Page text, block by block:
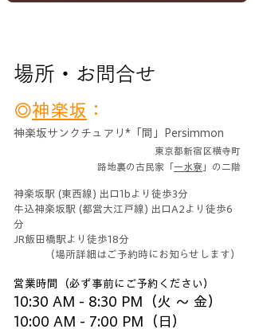
​場所・ お問合せ
◎神楽坂 ：
神楽坂サン クチュアリ*「間」Persimmon​
東京都新宿区横寺町
​路地裏の古民家 「一水寮 」の二階​​
神楽坂駅 (東西線) 出口1bより徒歩3分
牛込神楽坂駅 (都営大江戸線) 出口A2より徒歩6
分
JR飯田橋駅より徒歩18分
（場所詳細はご予約時にお知らせします）
営業時間（必ず事前にご予約ください）
10:30 AM - 8:30 PM（火 〜 金）
10:00 AM - 7:00 PM（日）